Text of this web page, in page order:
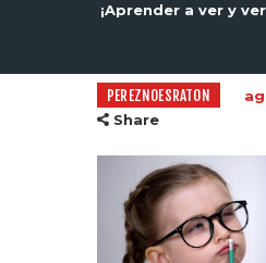
¡Aprender a ver y
PEREZNOESRATON
Share